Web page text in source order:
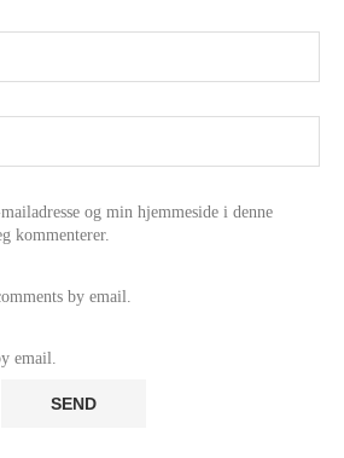
og min hjemmeside i denne
kommenterer.
by email.
email.